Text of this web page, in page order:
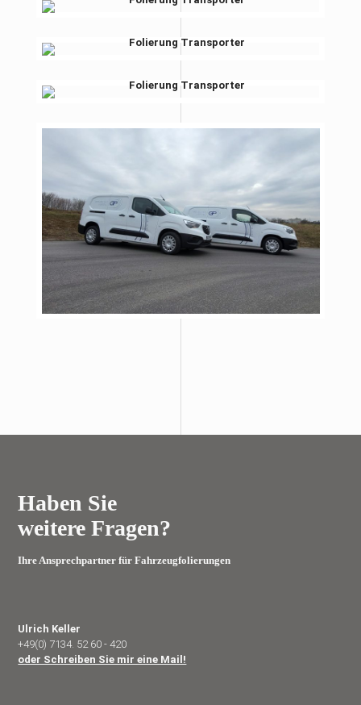
Haben Sie
weitere Fragen?
Ihre Ansprechpartner für Fahrzeugfolierungen
Ulrich Keller
+49(0) 7134. 52 60 - 420
oder Schreiben Sie mir eine Mail!